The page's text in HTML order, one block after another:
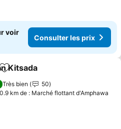
voir
Consulter les prix
Ajouter à mes favoris
Kitsada
Très bien
50
km de : Marché flottant d'Amphawa